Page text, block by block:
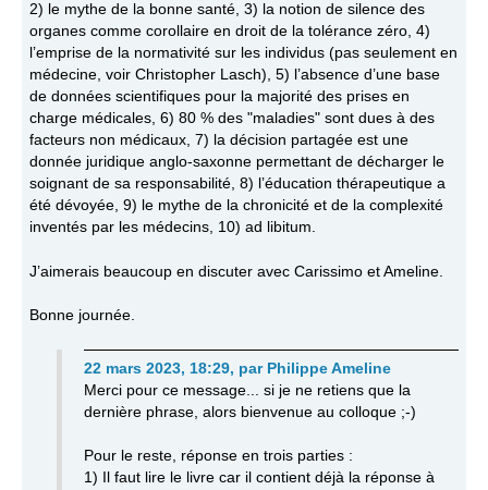
2) le mythe de la bonne santé, 3) la notion de silence des
organes comme corollaire en droit de la tolérance zéro, 4)
l’emprise de la normativité sur les individus (pas seulement en
médecine, voir Christopher Lasch), 5) l’absence d’une base
de données scientifiques pour la majorité des prises en
charge médicales, 6) 80 % des "maladies" sont dues à des
facteurs non médicaux, 7) la décision partagée est une
donnée juridique anglo-saxonne permettant de décharger le
soignant de sa responsabilité, 8) l’éducation thérapeutique a
été dévoyée, 9) le mythe de la chronicité et de la complexité
inventés par les médecins, 10) ad libitum.
J’aimerais beaucoup en discuter avec Carissimo et Ameline.
Bonne journée.
22 mars 2023, 18:29, par Philippe Ameline
Merci pour ce message... si je ne retiens que la
dernière phrase, alors bienvenue au colloque ;-)
Pour le reste, réponse en trois parties :
1) Il faut lire le livre car il contient déjà la réponse à